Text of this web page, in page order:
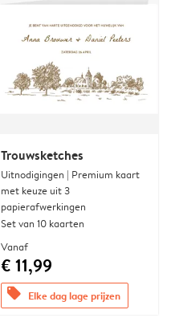
Trouwsketches
Uitnodigingen | Premium kaart
met keuze uit 3
papierafwerkingen
Set van 10 kaarten
Vanaf
€ 11,99
offers Elke dag lage prijzen